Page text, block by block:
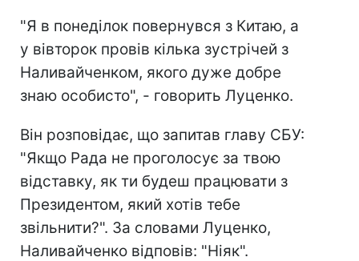
"Я в понеділок повернувся з Китаю, а
у вівторок провів кілька зустрічей з
Наливайченком, якого дуже добре
знаю особисто", - говорить Луценко.
Він розповідає, що запитав главу СБУ:
"Якщо Рада не проголосує за твою
відставку, як ти будеш працювати з
Президентом, який хотів тебе
звільнити?". За словами Луценко,
Наливайченко відповів: "Ніяк".